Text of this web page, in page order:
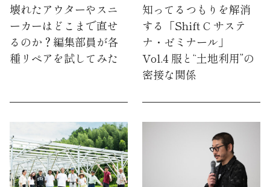
壊れたアウターやスニ
ーカーはどこまで直せ
るのか？編集部員が各
種リペアを試してみた
知ってるつもりを解消
する「Shift C サステ
ナ・ゼミナール」
Vol.4 服と“土地利用”の
密接な関係